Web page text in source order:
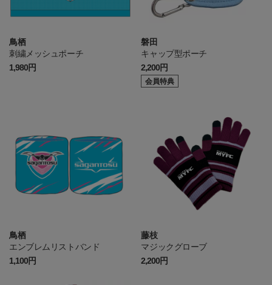
鳥栖
刺繍メッシュポーチ
1,980円
磐田
キャップ型ポーチ
2,200円
会員特典
鳥栖
エンブレムリストバンド
1,100円
藤枝
マジックグローブ
2,200円